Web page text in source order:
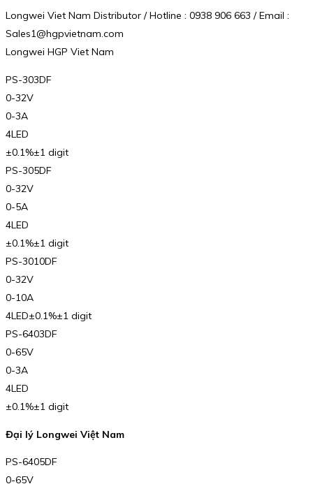
Longwei Viet Nam Distributor / Hotline : 0938 906 663 / Email :
Sales1@hgpvietnam.com
Longwei HGP Viet Nam
PS-303DF
0-32V
0-3A
4LED
±0.1%±1 digit
PS-305DF
0-32V
0-5A
4LED
±0.1%±1 digit
PS-3010DF
0-32V
0-10A
4LED±0.1%±1 digit
PS-6403DF
0-65V
0-3A
4LED
±0.1%±1 digit
Đại lý Longwei Việt Nam
PS-6405DF
0-65V